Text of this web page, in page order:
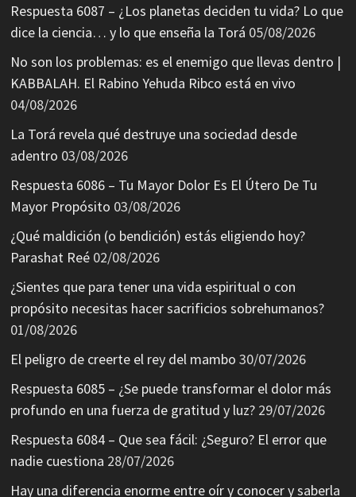
Respuesta 6087 – ¿Los planetas deciden tu vida? Lo que
dice la ciencia… y lo que enseña la Torá 05/08/2026
No son los problemas: es el enemigo que llevas dentro |
KABBALAH. El Rabino Yehuda Ribco está en vivo
04/08/2026
La Torá revela qué destruye una sociedad desde
adentro 03/08/2026
Respuesta 6086 – Tu Mayor Dolor Es El Útero De Tu
Mayor Propósito 03/08/2026
¿Qué maldición (o bendición) estás eligiendo hoy?
Parashat Reé 02/08/2026
¿Sientes que para tener una vida espiritual o con
propósito necesitas hacer sacrificios sobrehumanos?
01/08/2026
El peligro de creerte el rey del mambo 30/07/2026
Respuesta 6085 – ¿Se puede transformar el dolor más
profundo en una fuerza de gratitud y luz? 29/07/2026
Respuesta 6084 – Que sea fácil: ¿Seguro? El error que
nadie cuestiona 28/07/2026
Hay una diferencia enorme entre oír y conocer y saberla